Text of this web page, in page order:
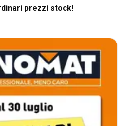
prezzi stock!